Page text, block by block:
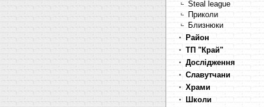
Steal league
Приколи
Близнюки
Район
ТП "Край"
Дослідження
Славутчани
Храми
Школи